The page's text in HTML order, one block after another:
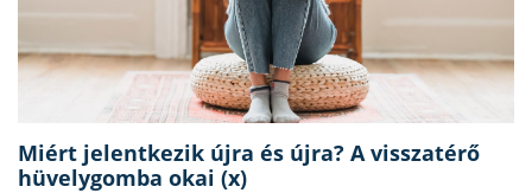
Miért jelentkezik újra és újra? A visszatérő
hüvelygomba okai (x)